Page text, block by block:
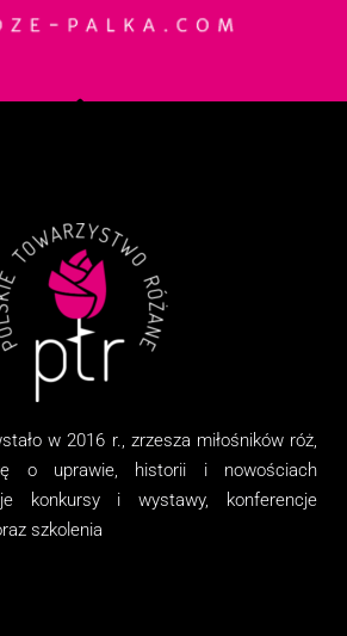
w 2016 r., zrzesza miłośników róż,
o uprawie, historii i nowościach
ekonkursy i wystawy, konferencje
szkolenia